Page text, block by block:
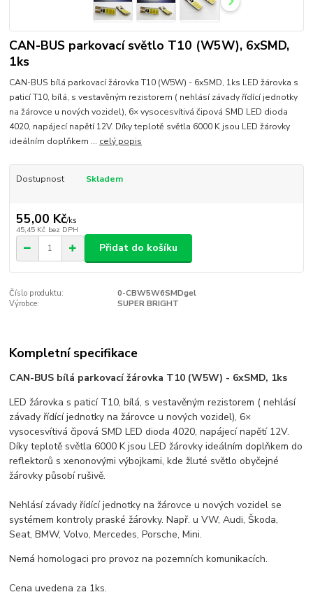
CAN-BUS parkovací světlo T10 (W5W), 6xSMD,
1ks
CAN-BUS bílá parkovací žárovka T10 (W5W) - 6xSMD, 1ks LED žárovka s
paticí T10, bílá, s vestavěným rezistorem ( nehlásí závady řídící jednotky
na žárovce u nových vozidel), 6× vysocesvítivá čipová SMD LED dioda
4020, napájecí napětí 12V. Díky teplotě světla 6000 K jsou LED žárovky
ideálním doplňkem ... celý popis
Dostupnost Skladem
55,00 Kč/ks
45,45 Kč bez DPH
Přidat do košíku
Číslo produktu:
0-CBW5W6SMDgel
Výrobce:
SUPER BRIGHT
Kompletní specifikace
CAN-BUS bílá parkovací žárovka T10 (W5W) - 6xSMD, 1ks
LED žárovka s paticí T10, bílá, s vestavěným rezistorem ( nehlásí
závady řídící jednotky na žárovce u nových vozidel), 6×
vysocesvítivá čipová SMD LED dioda 4020, napájecí napětí 12V.
Díky teplotě světla 6000 K jsou LED žárovky ideálním doplňkem do
reflektorů s xenonovými výbojkami, kde žluté světlo obyčejné
žárovky působí rušivě.
Nehlásí závady řídící jednotky na žárovce u nových vozidel se
systémem kontroly praské žárovky. Např. u VW, Audi, Škoda,
Seat, BMW, Volvo, Mercedes, Porsche, Mini.
Nemá homologaci pro provoz na pozemních komunikacích.
Cena uvedena za 1ks.